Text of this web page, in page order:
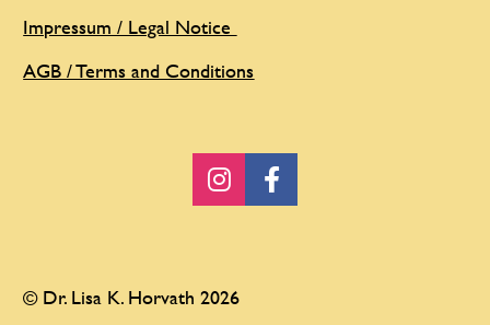
Impressum / Legal Notice
AGB / Terms and Conditions
Share on Instagram
Share on
© Dr. Lisa K. Horvath 2026